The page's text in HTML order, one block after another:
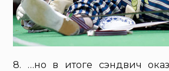
8. …но в итоге сэндвич